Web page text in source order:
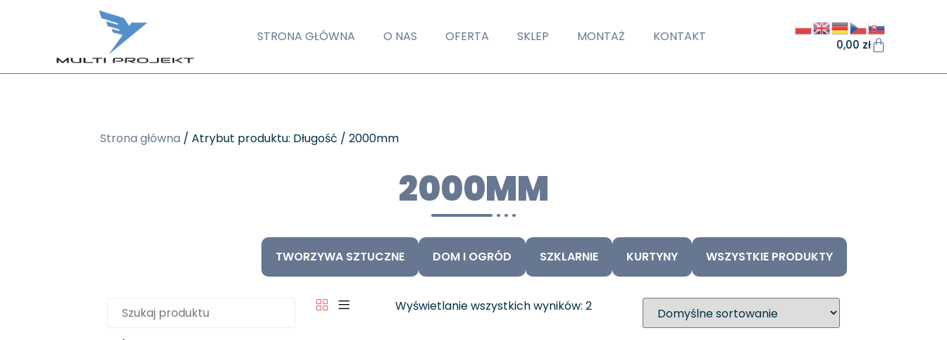
STRONA GŁÓWNA O NAS OFERTA SKLEP MONTAŻ KONTAKT
0,00 zł
Strona główna / Atrybut produktu: Długość / 2000mm
2000MM
TWORZYWA SZTUCZNE DOM I OGRÓD SZKLARNIE KURTYNY WSZYSTKIE PRODUKTY
Wyświetlanie wszystkich wyników: 2